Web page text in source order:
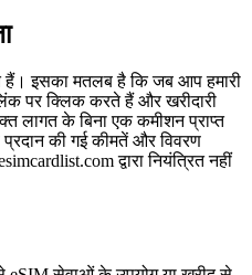
हैं। इसका मतलब है कि जब आप हमारी
पर क्लिक करते हैं और खरीदारी
लागत के बिना एक कमीशन प्राप्त
की गई कीमतें और विवरण
द्वारा नियंत्रित नहीं